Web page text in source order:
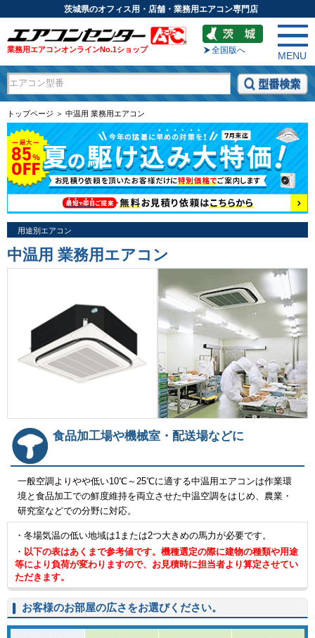
茨城県のオフィス用・店舗・業務用エアコン専門店
業務用エアコンオンラインNo.1ショップ 全国版へ
MENU
トップページ ＞ 中温用 業務用エアコン
用途別エアコン
中温用 業務用エアコン
食品加工場や機械室・配送場などに
一般空調よりやや低い10℃～25℃に適する中温用エアコンは作業環
境と食品加工での鮮度維持を両立させた中温空調をはじめ、農業・
研究室などでの分野に対応。
・冬場気温の低い地域は1または2つ大きめの馬力が必要です。
・ 以下の表はあくまで参考値です。機種選定の際に建物の種類や用途
等により負荷が変わりますので、お見積時に担当者より算定させてい
ただきます。
お客様のお部屋の広さをお選びください。